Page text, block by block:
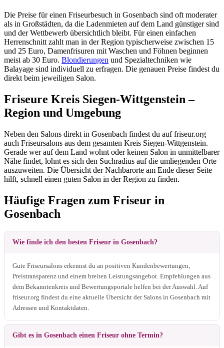
Die Preise für einen Friseurbesuch in Gosenbach sind oft moderater
als in Großstädten, da die Ladenmieten auf dem Land günstiger sind
und der Wettbewerb übersichtlich bleibt. Für einen einfachen
Herrenschnitt zahlt man in der Region typischerweise zwischen 15
und 25 Euro, Damenfrisuren mit Waschen und Föhnen beginnen
meist ab 30 Euro. Blondierungen und Spezialtechniken wie
Balayage sind individuell zu erfragen. Die genauen Preise findest du
direkt beim jeweiligen Salon.
Friseure Kreis Siegen-Wittgenstein –
Region und Umgebung
Neben den Salons direkt in Gosenbach findest du auf friseur.org
auch Friseursalons aus dem gesamten Kreis Siegen-Wittgenstein.
Gerade wer auf dem Land wohnt oder keinen Salon in unmittelbarer
Nähe findet, lohnt es sich den Suchradius auf die umliegenden Orte
auszuweiten. Die Übersicht der Nachbarorte am Ende dieser Seite
hilft, schnell einen guten Salon in der Region zu finden.
Häufige Fragen zum Friseur in
Gosenbach
Wie finde ich den besten Friseur in Gosenbach?
Gute Friseursalons erkennst du an positiven Kundenbewertungen,
Preistransparenz und einem breiten Leistungsangebot. Empfehlungen aus
dem Bekanntenkreis und Bewertungsportale helfen bei der Auswahl. Auf
friseur.org findest du eine aktuelle Übersicht der Salons in Gosenbach mit
Adressen und Kontaktdaten.
Gibt es in Gosenbach einen Friseur ohne Termin?